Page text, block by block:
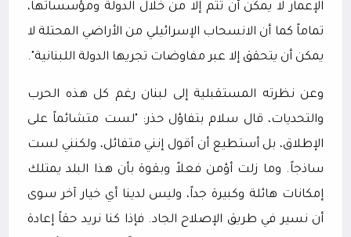
الإعمار لا يمكن أن تتم إلا من خلال الدولة ومؤسساتها،
تماماً كما أن الانسحاب الإسرائيلي من الأراضي المحتلة لا
يمكن أن يتحقق إلا عبر مفاوضات تجريها الدولة اللبنانية".
وعن نظرته المستقبلية إلى لبنان رغم كل هذه الحرب
والتحديات، قال سلام بتفاؤل حذر: "لست متشائماً على
الإطلاق، بل أستطيع أن أقول إنني متفائل، ولكنني لست
ساذجاً. وما زلت أؤمن فعلاً وبقوة بأن هذا البلد يمتلك
إمكانات هائلة وكبيرة جداً، وليس لدينا أي خيار آخر سوى
أن نسير في طريق الإصلاح الجاد. فإذا كنا نريد حقاً إعادة